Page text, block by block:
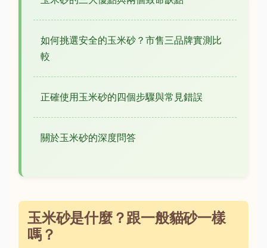
如何挑選安全的玉米砂？市售三品牌實測比
較
正確使用玉米砂的四個步驟與常見錯誤
關於玉米砂的深度問答
玉米砂是什麼？跟一般貓砂一樣
嗎？